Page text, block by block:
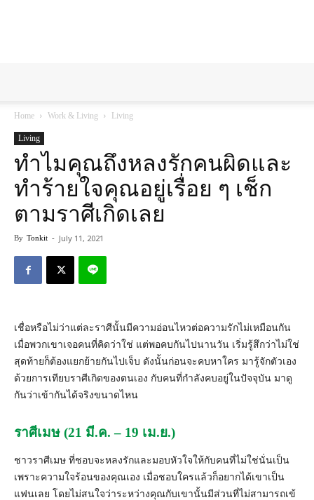
Home Work & Living Living
Living
ทำไมคุณถึงหลงรักคนผิดและ
ทำร้ายใจคุณอยู่เรื่อย ๆ เช็ก
ตามราศีเกิดเลย
By Tonkit - July 11, 2021
เชื่อหรือไม่ว่าแต่ละราศีนั้นมีความอ่อนไหวต่อความรักไม่เหมือนกัน
เมื่อพวกเขาเจอคนที่คิดว่าใช่ แต่พอคบกันไปนานวัน เริ่มรู้สึกว่าไม่ใช่
สุดท้ายก็ต้องแยกย้ายกันไปเจ็บ ดังนั้นก่อนจะคบหาใคร มารู้จักตัวเอง
ด้วยการเทียบราศีเกิดของตนเอง กับคนที่กำลังคบอยู่ในปัจจุบัน มาดู
กันว่าเข้ากันได้จริงขนาดไหน
ราศีเมษ (21 มี.ค. – 19 เม.ย.)
ชาวราศีเมษ ที่ชอบจะหลงรักและมอบหัวใจให้กับคนที่ไม่ใช่นั่นเป็น
เพราะความใจร้อนของคุณเอง เมื่อชอบใครแล้วก็อยากได้เขาเป็น
แฟนเลย โดยไม่สนใจว่าระหว่างคุณกับเขานั้นมีส่วนที่ไม่สามารถเข้